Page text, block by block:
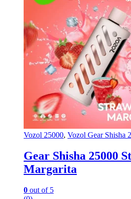
Vozol 25000, Vozol Gear Shisha
Gear Shisha 25000
Margarita
0 out of 5